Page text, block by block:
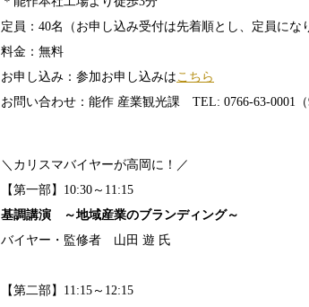
定員：40名（お申し込み受付は先着順とし、定員にな
料金：無料
お申し込み：参加お申し込みは こちら
お問い合わせ：能作 産業観光課 TEL: 0766-63-0001（
＼カリスマバイヤーが高岡に！／
【第一部】10:30～11:15
基調講演 ～地域産業のブランディング～
バイヤー・監修者 山田 遊 氏
【第二部】11:15～12:15